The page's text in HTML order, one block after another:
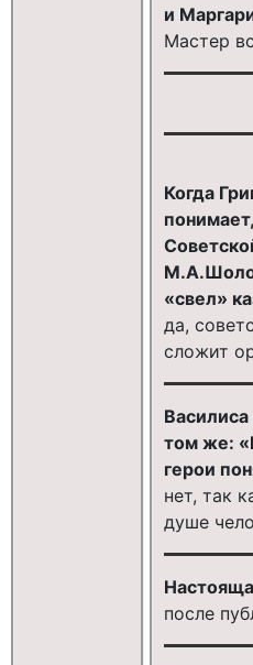
и
Мастер
Когда
«свел»
да,
сложит
том же:
герои
нет, так
душе
после